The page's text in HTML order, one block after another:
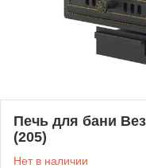
Печь для бани
(205)
Нет в наличии